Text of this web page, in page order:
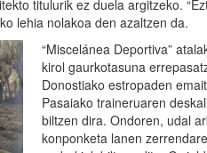
titulurik ez duela argitzeko.
lehia nolakoa den azaltzen da.
“Miscelánea Deportiva”
kirol gaurkotasuna
Donostiako estropaden
Pasaiako traineruaren
biltzen dira. Ondoren, udal
konponketa lanen